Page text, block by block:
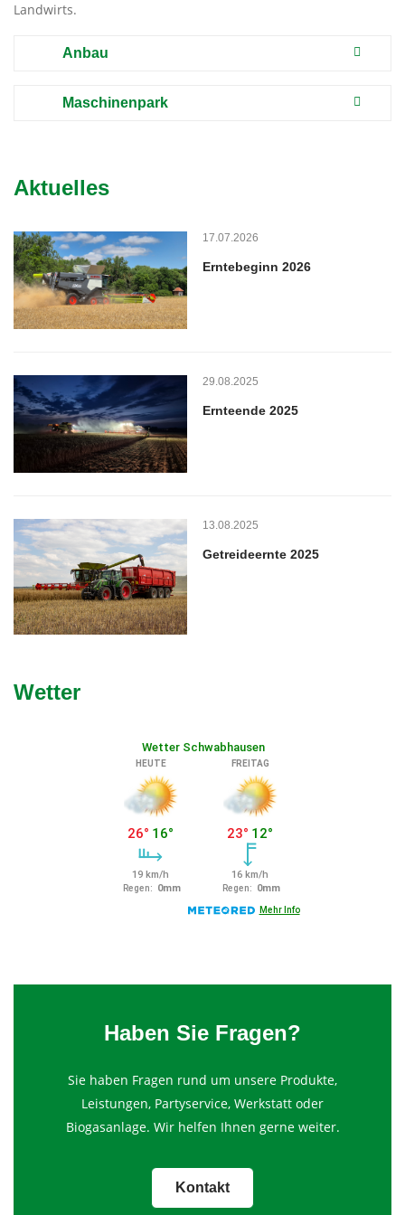
Landwirts.
Anbau
Maschinenpark
Aktuelles
17.07.2026
Erntebeginn 2026
29.08.2025
Ernteende 2025
13.08.2025
Getreideernte 2025
Wetter
Haben Sie Fragen?
Sie haben Fragen rund um unsere Produkte,
Leistungen, Partyservice, Werkstatt oder
Biogasanlage. Wir helfen Ihnen gerne weiter.
Kontakt